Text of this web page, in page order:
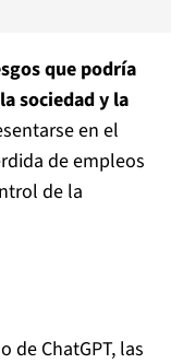
que podría
sociedad y la
en el
de empleos
de la
de ChatGPT, las